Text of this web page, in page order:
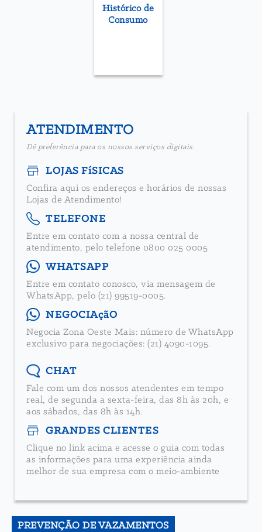
Histórico de
Consumo
ATENDIMENTO
Dê preferência para os nossos serviços digitais.
LOJAS FíSICAS
Confira aqui os endereços e horários de nossas
Lojas de Atendimento!
TELEFONE
Entre em contato com a nossa central de
atendimento, pelo telefone 0800 025 0005
WHATSAPP
Entre em contato conosco, via mensagem de
WhatsApp, pelo (21) 99519-0005.
NEGOCIAçãO
Negocia Zona Oeste Mais: número de WhatsApp
exclusivo para negociações: (21) 4090-1095.
CHAT
Fale com um dos nossos atendentes em tempo
real, de segunda a sexta-feira, das 8h às 20h, e
aos sábados, das 8h às 14h.
GRANDES CLIENTES
Clique no link acima e acesse o guia com todas
as informações para uma experiência ainda
melhor de sua empresa com o meio-ambiente
PREVENÇÃO DE VAZAMENTOS